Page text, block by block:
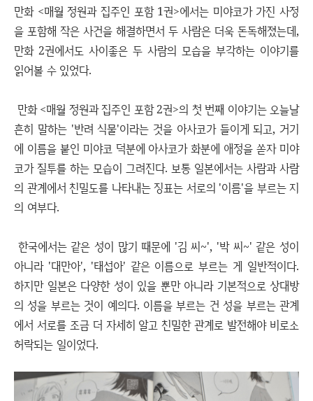
만화 <매월 정원과 집주인 포함 1권>에서는 미야코가 가진 사정
을 포함해 작은 사건을 해결하면서 두 사람은 더욱 돈독해졌는데,
만화 2권에서도 사이좋은 두 사람의 모습을 부각하는 이야기를
읽어볼 수 있었다.
만화 <매월 정원과 집주인 포함 2권>의 첫 번째 이야기는 오늘날
흔히 말하는 '반려 식물'이라는 것을 아사코가 들이게 되고, 거기
에 이름을 붙인 미야코 덕분에 아사코가 화분에 애정을 쏟자 미야
코가 질투를 하는 모습이 그려진다. 보통 일본에서는 사람과 사람
의 관계에서 친밀도를 나타내는 징표는 서로의 '이름'을 부르는 지
의 여부다.
한국에서는 같은 성이 많기 때문에 '김 씨~', '박 씨~' 같은 성이
아니라 '대만아', '태섭아' 같은 이름으로 부르는 게 일반적이다.
하지만 일본은 다양한 성이 있을 뿐만 아니라 기본적으로 상대방
의 성을 부르는 것이 예의다. 이름을 부르는 건 성을 부르는 관계
에서 서로를 조금 더 자세히 알고 친밀한 관계로 발전해야 비로소
허락되는 일이었다.